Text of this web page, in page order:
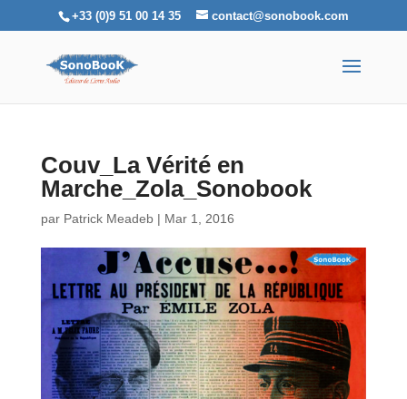
+33 (0)9 51 00 14 35 contact@sonobook.com
Couv_La Vérité en
Marche_Zola_Sonobook
par Patrick Meadeb| Mar 1, 2016